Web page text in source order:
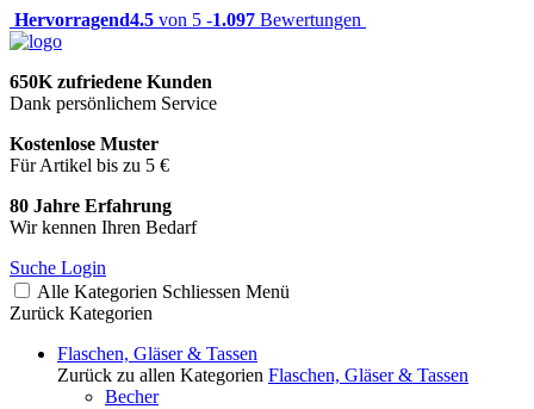
Hervorragend4.5 von 5 -1.097 Bewertungen
650K zufriedene Kunden
Dank persönlichem Service
Kostenlose Muster
Für Artikel bis zu 5 €
80 Jahre Erfahrung
Wir kennen Ihren Bedarf
Suche Login
Alle Kategorien Schliessen Menü
Zurück Kategorien
Flaschen, Gläser & Tassen
Zurück zu allen Kategorien Flaschen, Gläser & Tassen
Becher